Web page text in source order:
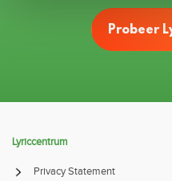
Probeer
Lyriccentrum
Privacy Statement